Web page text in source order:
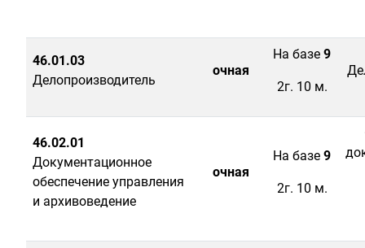
46.01.03
Делопроизводитель
очная
На базе 9
2г. 10 м.
46.02.01
Документационное
обеспечение управления
и архивоведение
очная
На базе 9
2г. 10 м.